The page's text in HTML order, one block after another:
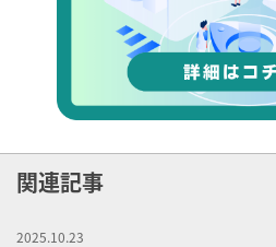
関連記事
2025.10.23